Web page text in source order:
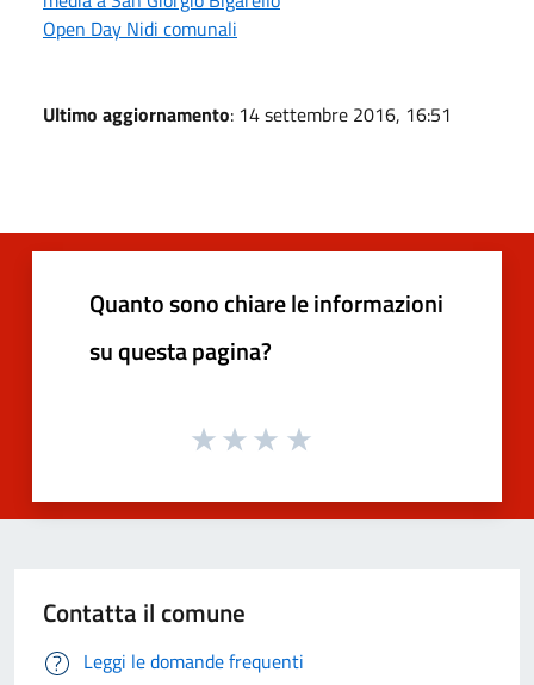
Open Day Nidi comunali
Ultimo aggiornamento: 14 settembre 2016, 16:51
Quanto sono chiare le informazioni
su questa pagina?
Contatta il comune
Leggi le domande frequenti